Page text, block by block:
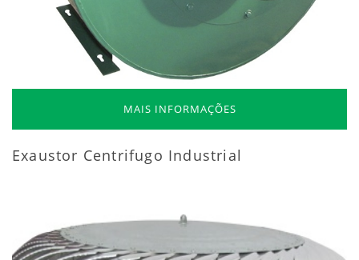
MAIS INFORMAÇÕES
Exaustor Centrifugo Industrial